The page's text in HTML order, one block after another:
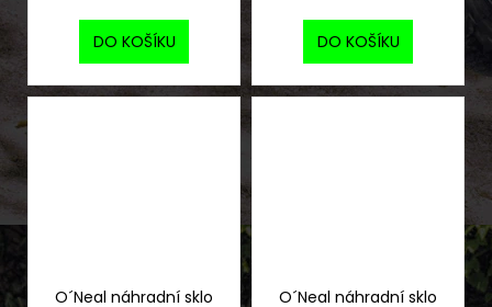
DO KOŠÍKU DO KOŠÍKU
O´Neal náhradní sklo
O´Neal náhradní sklo